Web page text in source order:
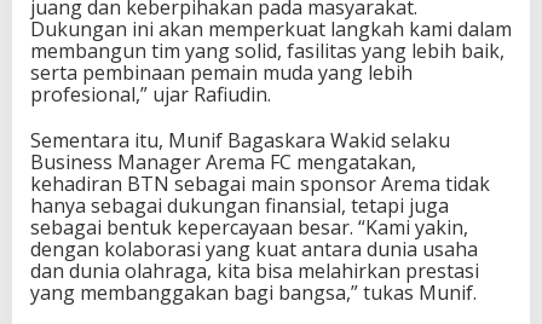
juang dan keberpihakan pada masyarakat.
Dukungan ini akan memperkuat langkah kami dalam
membangun tim yang solid, fasilitas yang lebih baik,
serta pembinaan pemain muda yang lebih
profesional,” ujar Rafiudin.
Sementara itu, Munif Bagaskara Wakid selaku
Business Manager Arema FC mengatakan,
kehadiran BTN sebagai main sponsor Arema tidak
hanya sebagai dukungan finansial, tetapi juga
sebagai bentuk kepercayaan besar. “Kami yakin,
dengan kolaborasi yang kuat antara dunia usaha
dan dunia olahraga, kita bisa melahirkan prestasi
yang membanggakan bagi bangsa,” tukas Munif.